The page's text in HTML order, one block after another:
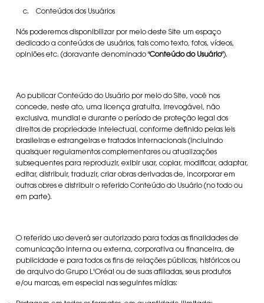
c. Conteúdos dos Usuários
Nós poderemos disponibilizar por meio deste Site um espaço
dedicado a conteúdos de usuários, tais como texto, fotos, vídeos,
opiniões etc. (doravante denominado "Conteúdo do Usuário").
Ao publicar Conteúdo do Usuário por meio do Site, você nos
concede, neste ato, uma licença gratuita, irrevogável, não
exclusiva, mundial e durante o período de proteção legal dos
direitos de propriedade intelectual, conforme definido pelas leis
brasileiras e estrangeiras e tratados internacionais (incluindo
quaisquer regulamentos complementares ou atualizações
subsequentes para reproduzir, exibir usar, copiar, modificar, adaptar,
editar, distribuir, traduzir, criar obras derivadas de, incorporar em
outras obres e distribuir o referido Conteúdo do Usuário (no todo ou
em parte).
O referido uso deverá ser autorizado para todas as finalidades de
comunicação interna ou externa, corporativa ou financeira, de
publicidade e para todos os fins de relações públicas, históricos ou
de arquivo do Grupo L'Oréal ou de suas afiliadas, seus produtos
e/ou marcas, em especial nas seguintes mídias: